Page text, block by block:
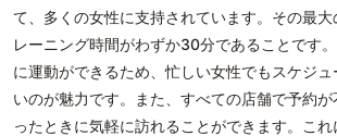
て、多くの女性に支持されています。その最大
レーニング時間がわずか30分であることです
に運動ができるため、忙しい女性でもスケジ
いのが魅力です。また、すべての店舗で予約
ったときに気軽に訪れることができます。こ